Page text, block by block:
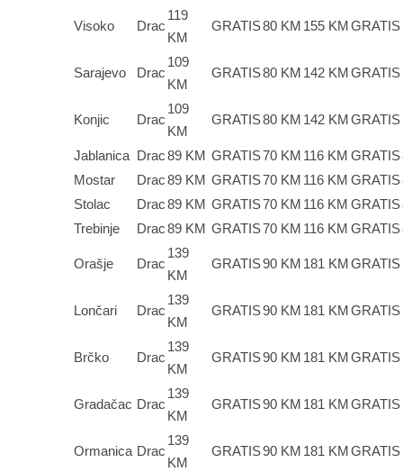
Visoko Drac
119
KM
GRATIS80 KM 155 KMGRATIS
Sarajevo Drac
109
KM
GRATIS80 KM 142 KMGRATIS
Konjic Drac
109
KM
GRATIS80 KM 142 KMGRATIS
Jablanica Drac89 KM GRATIS70 KM 116 KM GRATIS
Mostar
Drac89 KM GRATIS70 KM 116 KM GRATIS
Stolac
Drac89 KM GRATIS70 KM 116 KM GRATIS
Trebinje
Drac89 KM GRATIS70 KM 116 KM GRATIS
Orašje Drac
139
KM
GRATIS90 KM 181 KMGRATIS
Lončari Drac
139
KM
GRATIS90 KM 181 KMGRATIS
Brčko Drac
139
KM
GRATIS90 KM 181 KMGRATIS
Gradačac Drac
139
KM
GRATIS90 KM 181 KMGRATIS
Ormanica Drac
139
KM
GRATIS90 KM 181 KMGRATIS